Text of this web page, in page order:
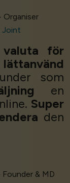
Organiser
Joint
valuta för
lättanvänd
som
en
Super
den
& MD